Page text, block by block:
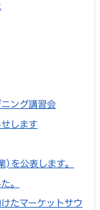
ング講習会
します
)を公表します。
。
たマーケットサウ